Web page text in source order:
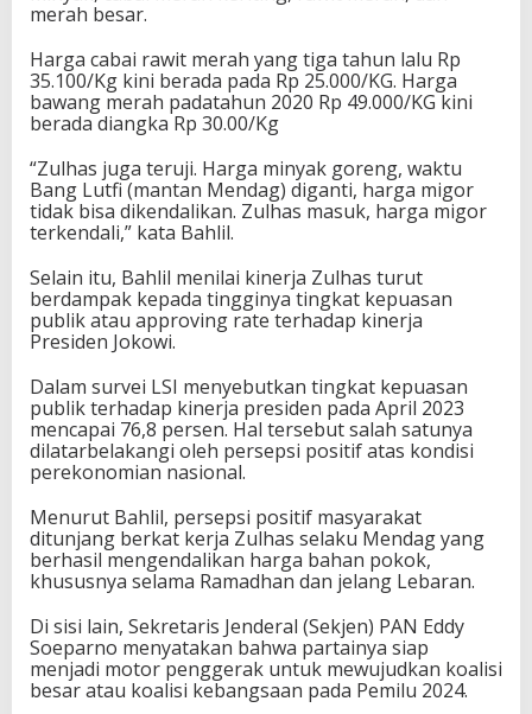
merah besar.
Harga cabai rawit merah yang tiga tahun lalu Rp
35.100/Kg kini berada pada Rp 25.000/KG. Harga
bawang merah padatahun 2020 Rp 49.000/KG kini
berada diangka Rp 30.00/Kg
“Zulhas juga teruji. Harga minyak goreng, waktu
Bang Lutfi (mantan Mendag) diganti, harga migor
tidak bisa dikendalikan. Zulhas masuk, harga migor
terkendali,” kata Bahlil.
Selain itu, Bahlil menilai kinerja Zulhas turut
berdampak kepada tingginya tingkat kepuasan
publik atau approving rate terhadap kinerja
Presiden Jokowi.
Dalam survei LSI menyebutkan tingkat kepuasan
publik terhadap kinerja presiden pada April 2023
mencapai 76,8 persen. Hal tersebut salah satunya
dilatarbelakangi oleh persepsi positif atas kondisi
perekonomian nasional.
Menurut Bahlil, persepsi positif masyarakat
ditunjang berkat kerja Zulhas selaku Mendag yang
berhasil mengendalikan harga bahan pokok,
khususnya selama Ramadhan dan jelang Lebaran.
Di sisi lain, Sekretaris Jenderal (Sekjen) PAN Eddy
Soeparno menyatakan bahwa partainya siap
menjadi motor penggerak untuk mewujudkan koalisi
besar atau koalisi kebangsaan pada Pemilu 2024.